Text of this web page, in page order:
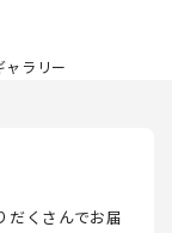
ャラリー
だくさんでお届